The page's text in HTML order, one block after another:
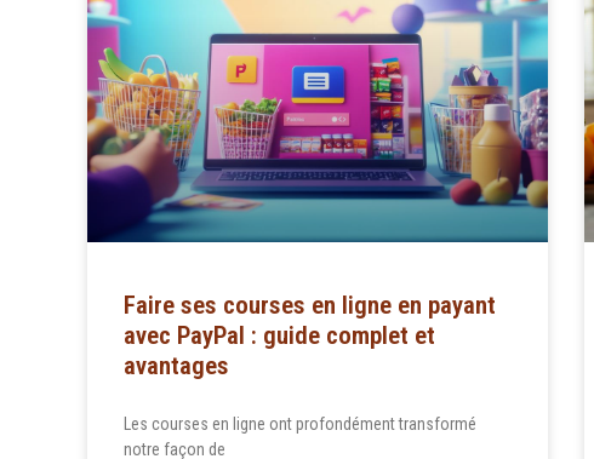
Faire ses courses en ligne en payant
avec PayPal : guide complet et
avantages
Les courses en ligne ont profondément transformé
notre façon de